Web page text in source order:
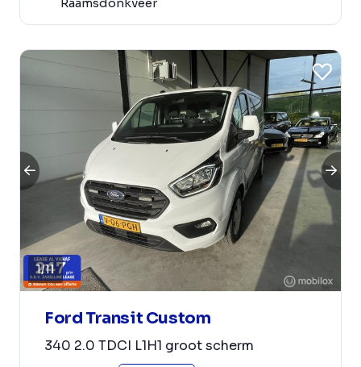
Raamsdonkveer
1/11
Ford Transit Custom
340 2.0 TDCI L1H1 groot scherm